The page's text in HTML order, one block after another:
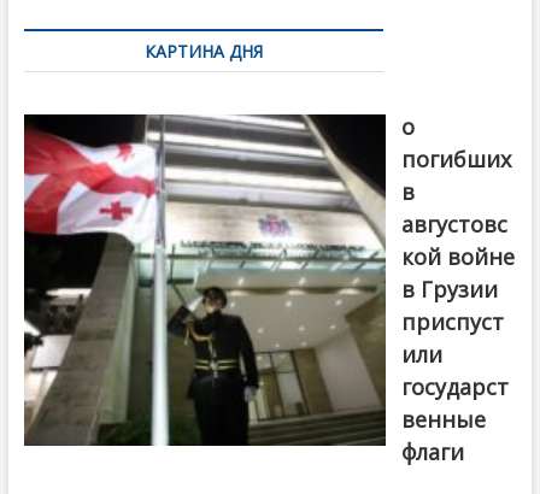
по
записямКАРТИНА ДНЯ
о
погибших
в
августовс
кой войне
в Грузии
приспуст
или
государст
венные
флаги